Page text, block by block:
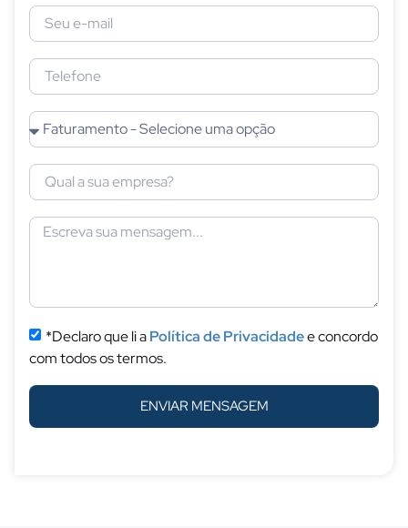
*Declaro que li aPolítica de Privacidadee concordo
com todos os termos.
ENVIAR MENSAGEM